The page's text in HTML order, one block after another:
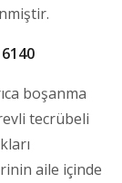
boşanma
tecrübeli
aile içinde